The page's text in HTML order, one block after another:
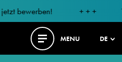
bewerben! + + +
MENU DE